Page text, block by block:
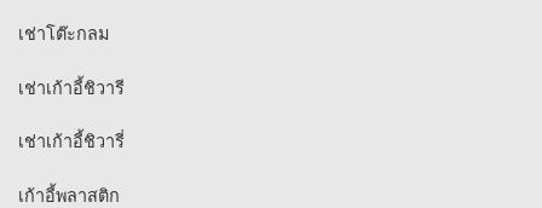
เช่าโต๊ะกลม
เช่าเก้าอี้ชิวารี
เช่าเก้าอี้ชิวารี่
เก้าอี้พลาสติก